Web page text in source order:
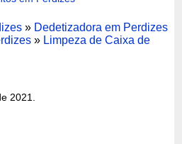
» Dedetizadora em Perdizes
» Limpeza de Caixa de
2021.